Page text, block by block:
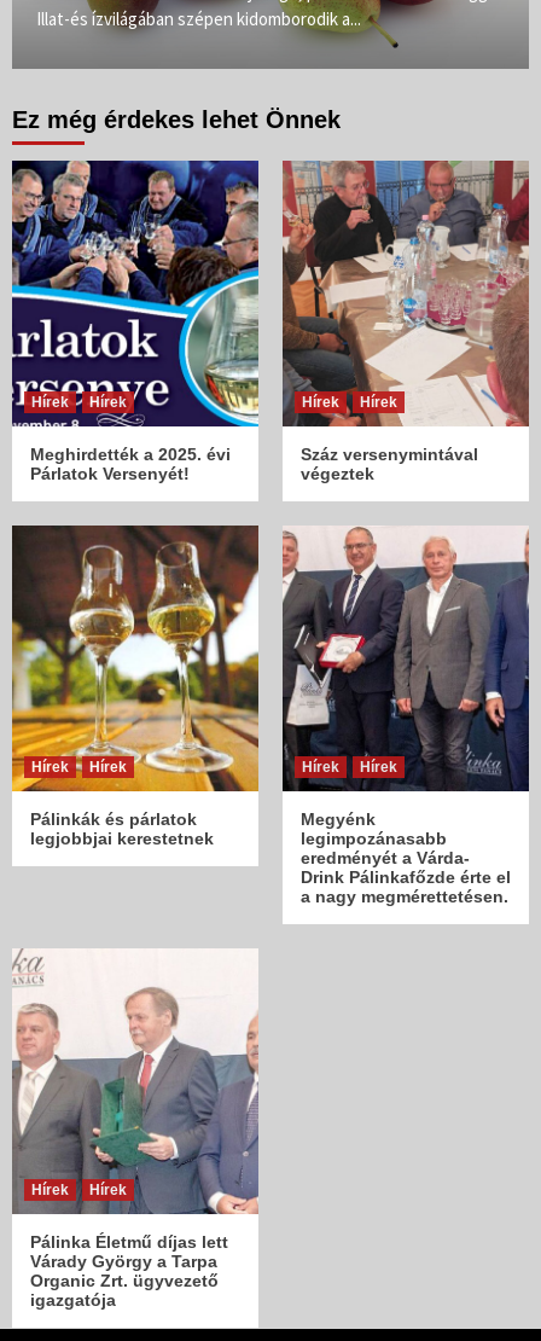
Illat-és ízvilágában szépen kidomborodik a...
Ez még érdekes lehet Önnek
Hírek Hírek
Meghirdették a 2025. évi
Párlatok Versenyét!
Hírek Hírek
Száz versenymintával
végeztek
Hírek Hírek
Pálinkák és párlatok
legjobbjai kerestetnek
Hírek Hírek
Megyénk
legimpozánasabb
eredményét a Várda-
Drink Pálinkafőzde érte el
a nagy megmérettetésen.
Hírek Hírek
Pálinka Életmű díjas lett
Várady György a Tarpa
Organic Zrt. ügyvezető
igazgatója